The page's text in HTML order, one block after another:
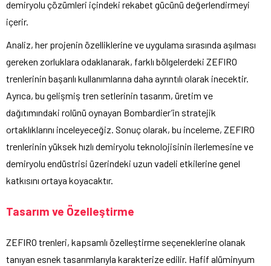
demiryolu çözümleri içindeki rekabet gücünü değerlendirmeyi
içerir.
Analiz, her projenin özelliklerine ve uygulama sırasında aşılması
gereken zorluklara odaklanarak, farklı bölgelerdeki ZEFIRO
trenlerinin başarılı kullanımlarına daha ayrıntılı olarak inecektir.
Ayrıca, bu gelişmiş tren setlerinin tasarım, üretim ve
dağıtımındaki rolünü oynayan Bombardier’in stratejik
ortaklıklarını inceleyeceğiz. Sonuç olarak, bu inceleme, ZEFIRO
trenlerinin yüksek hızlı demiryolu teknolojisinin ilerlemesine ve
demiryolu endüstrisi üzerindeki uzun vadeli etkilerine genel
katkısını ortaya koyacaktır.
Tasarım ve Özelleştirme
ZEFIRO trenleri, kapsamlı özelleştirme seçeneklerine olanak
tanıyan esnek tasarımlarıyla karakterize edilir. Hafif alüminyum